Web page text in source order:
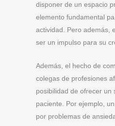
disponer de un espacio
elemento fundamental
actividad. Pero además,
ser un impulso para su
Además, el hecho de
colegas de profesiones
posibilidad de ofrecer un
paciente. Por ejemplo,
por problemas de